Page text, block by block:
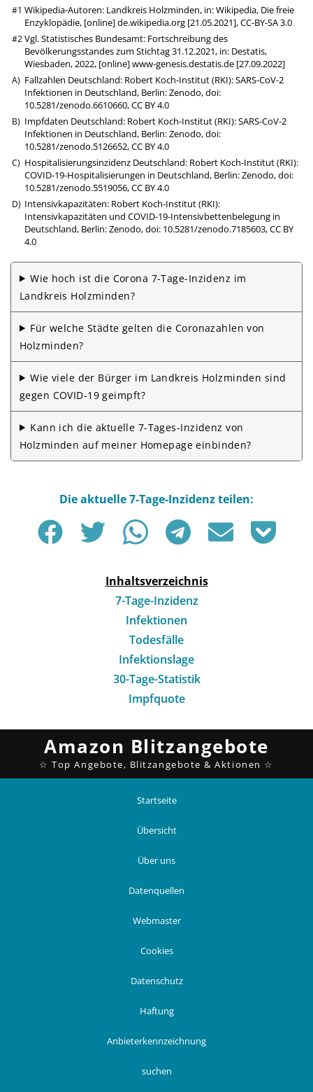
Wikipedia-Autoren: Landkreis Holzminden, in: Wikipedia, Die freie
Enzyklopädie, [online]de.wikipedia.org[21.05.2021],CC-BY-SA 3.0
Vgl. Statistisches Bundesamt: Fortschreibung des
Bevölkerungsstandes zum Stichtag 31.12.2021, in: Destatis,
Wiesbaden, 2022, [online]www-genesis.destatis.de[27.09.2022]
Fallzahlen Deutschland: Robert Koch-Institut (RKI): SARS-CoV-2
Infektionen in Deutschland, Berlin: Zenodo,doi:
10.5281/zenodo.6610660,CC BY 4.0
Impfdaten Deutschland: Robert Koch-Institut (RKI): SARS-CoV-2
Infektionen in Deutschland, Berlin: Zenodo,doi:
10.5281/zenodo.5126652,CC BY 4.0
Hospitalisierungsinzidenz Deutschland: Robert Koch-Institut (RKI):
COVID-19-Hospitalisierungen in Deutschland, Berlin: Zenodo,doi:
10.5281/zenodo.5519056,CC BY 4.0
Intensivkapazitäten: Robert Koch-Institut (RKI):
Intensivkapazitäten und COVID-19-Intensivbettenbelegung in
Deutschland, Berlin: Zenodo,doi: 10.5281/zenodo.7185603,CC BY
4.0
Wie hoch ist die Corona 7-Tage-Inzidenz im
Landkreis Holzminden?
Für welche Städte gelten die Corona­zahlen von
Holzminden?
Wie viele der Bürger im Landkreis Holzminden sind
gegen COVID-19 geimpft?
Kann ich die aktuelle 7-Tages-Inzidenz von
Holzminden auf meiner Homepage einbinden?
Inhaltsverzeichnis
7-Tage-Inzidenz
Infektionen
Todesfälle
Infektionslage
30-Tage-Statistik
Impfquote
Startseite
Übersicht
Über uns
Datenquellen
Webmaster
Cookies
Datenschutz
Haftung
Anbieterkennzeichnung
suchen